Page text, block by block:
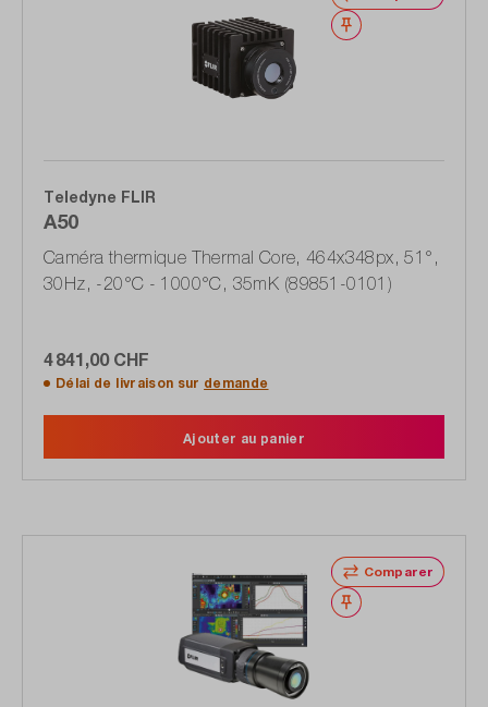
Noter
Teledyne FLIR
A50
Caméra thermique Thermal Core, 464x348px, 51°,
30Hz, -20°C - 1000°C, 35mK (89851-0101)
4 841,00 CHF
Délai de livraison sur demande
Ajouter au panier
Comparer
Noter